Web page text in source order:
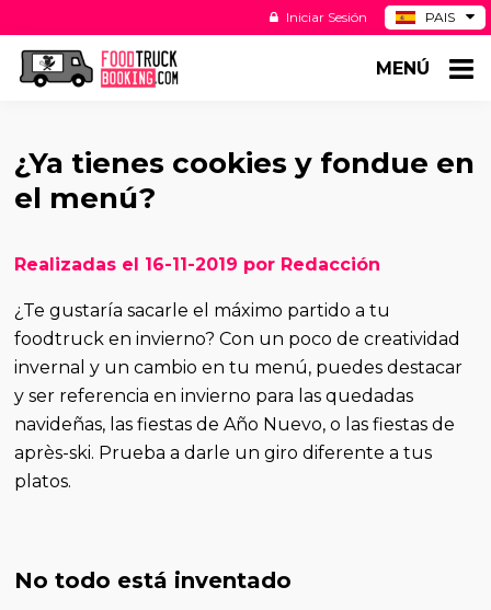
PAIS
DE
Iniciar Sesión
MENÚ
¿Ya tienes cookies y fondue en
el menú?
Realizadas el 16-11-2019 por Redacción
¿Te gustaría sacarle el máximo partido a tu
foodtruck en invierno? Con un poco de creatividad
invernal y un cambio en tu menú, puedes destacar
y ser referencia en invierno para las quedadas
navideñas, las fiestas de Año Nuevo, o las fiestas de
après-ski. Prueba a darle un giro diferente a tus
platos.
No todo está inventado